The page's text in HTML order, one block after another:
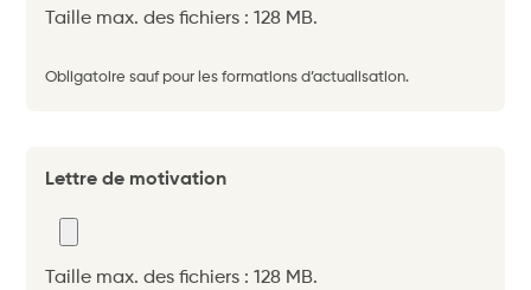
Taille max. des fichiers : 128 MB.
Obligatoire sauf pour les formations d’actualisation.
Lettre de motivation
Taille max. des fichiers : 128 MB.